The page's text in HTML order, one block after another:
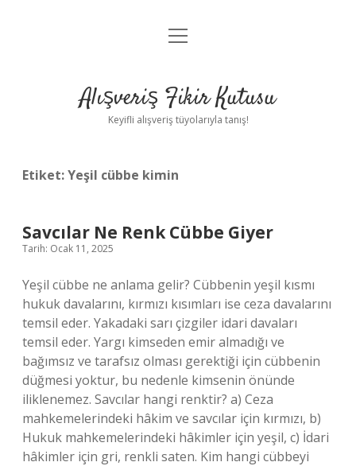
Anasayfa
Yasal Uyarı
menüyü
Alışveriş Fikir Kutusu
Keyifli alışveriş tüyolarıyla tanış!
Etiket:Yeşil cübbe kimin
Savcılar Ne Renk Cübbe Giyer
Tarih: Ocak 11, 2025
Yeşil cübbe ne anlama gelir? Cübbenin yeşil kısmı
hukuk davalarını, kırmızı kısımları ise ceza davalarını
temsil eder. Yakadaki sarı çizgiler idari davaları
temsil eder. Yargı kimseden emir almadığı ve
bağımsız ve tarafsız olması gerektiği için cübbenin
düğmesi yoktur, bu nedenle kimsenin önünde
iliklenemez. Savcılar hangi renktir? a) Ceza
mahkemelerindeki hâkim ve savcılar için kırmızı, b)
Hukuk mahkemelerindeki hâkimler için yeşil, c) İdari
hâkimler için gri, renkli saten. Kim hangi cübbeyi